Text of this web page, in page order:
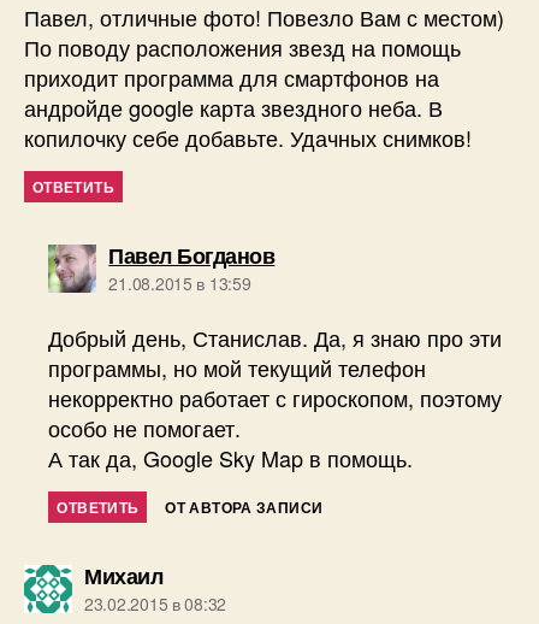
Павел, отличные фото! Повезло Вам с местом)
По поводу расположения звезд на помощь
приходит программа для смартфонов на
андройде google карта звездного неба. В
копилочку себе добавьте. Удачных снимков!
ОТВЕТИТЬ
Павел Богдановпишет:
21.08.2015 в 13:59
Добрый день, Станислав. Да, я знаю про эти
программы, но мой текущий телефон
некорректно работает с гироскопом, поэтому
особо не помогает.
А так да, Google Sky Map в помощь.
ОТВЕТИТЬ ОТ АВТОРА ЗАПИСИ
Михаилпишет:
23.02.2015 в 08:32